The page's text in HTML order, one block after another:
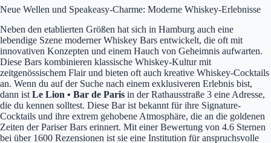
Neue Wellen und Speakeasy-Charme: Moderne Whiskey-Erlebnisse
Neben den etablierten Größen hat sich in Hamburg auch eine
lebendige Szene moderner Whiskey Bars entwickelt, die oft mit
innovativen Konzepten und einem Hauch von Geheimnis aufwarten.
Diese Bars kombinieren klassische Whiskey-Kultur mit
zeitgenössischem Flair und bieten oft auch kreative Whiskey-Cocktails
an. Wenn du auf der Suche nach einem exklusiveren Erlebnis bist,
dann ist Le Lion • Bar de Paris in der Rathausstraße 3 eine Adresse,
die du kennen solltest. Diese Bar ist bekannt für ihre Signature-
Cocktails und ihre extrem gehobene Atmosphäre, die an die goldenen
Zeiten der Pariser Bars erinnert. Mit einer Bewertung von 4.6 Sternen
bei über 1600 Rezensionen ist sie eine Institution für anspruchsvolle